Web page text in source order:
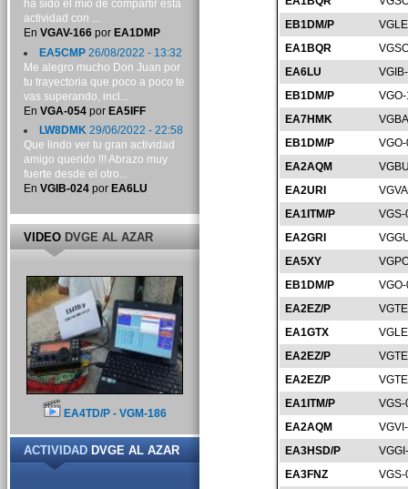
EB1DM/P
EA1BQR
EA6LU
EB1DM/P
EA7HMK
EB1DM/P
EA2AQM
EA2URI
EA1ITM/P
EA2GRI
EA5XY
EB1DM/P
EA2EZ/P
EA1GTX
EA2EZ/P
EA2EZ/P
EA1ITM/P
EA2AQM
EA3HSD/P
EA3FNZ
ha sido el mío de compartir esta
actividad con ...
En VGAV-166por EA1DMP
EA5CMP26/08/2022 - 13:32
Me alegro mucho Don Juan por
tu trayectoria que poco a poco te
vas superando, incl...
En VGA-054por EA5IFF
LW8DMK29/06/2022 - 22:58
Que lindo ver tu gran actividad
amigo querido !!! Abrazo muy
fuerte desde el otro...
En VGIB-024por EA6LU
VIDEODVGE AL AZAR
EA4TD/P - VGM-186
ACTIVIDADDVGE AL AZAR